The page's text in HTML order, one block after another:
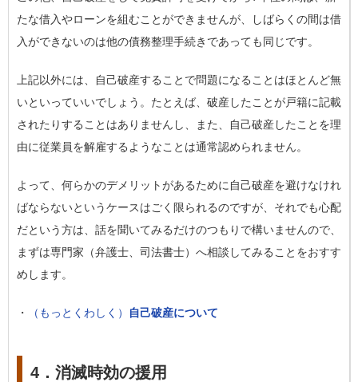
たな借入やローンを組むことができませんが、しばらくの間は借
入ができないのは他の債務整理手続きであっても同じです。
上記以外には、自己破産することで問題になることはほとんど無
いといっていいでしょう。たとえば、破産したことが戸籍に記載
されたりすることはありませんし、また、自己破産したことを理
由に従業員を解雇するようなことは通常認められません。
よって、何らかのデメリットがあるために自己破産を避けなけれ
ばならないというケースはごく限られるのですが、それでも心配
だという方は、話を聞いてみるだけのつもりで構いませんので、
まずは専門家（弁護士、司法書士）へ相談してみることをおすす
めします。
・ （もっとくわしく） 自己破産について
4．消滅時効の援用